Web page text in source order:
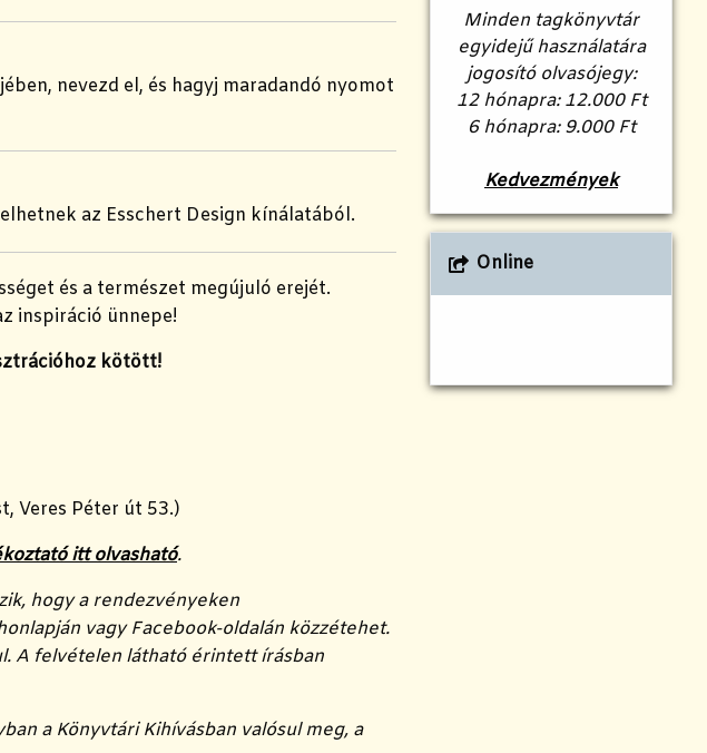
nevezd el, és hagyj maradandó nyomot
az Esschert Design kínálatából.
és a természet megújuló erejét.
inspiráció ünnepe!
kötött!
Veres Péter út 53.)
itt olvasható.
hogy a rendezvényeken
vagy Facebook-oldalán közzétehet.
A felvételen látható érintett írásban
a Könyvtári Kihívásban valósul meg, a
Minden tagkönyvtár
egyidejű használatára
jogosító olvasójegy:
12 hónapra: 12.000 Ft
6 hónapra: 9.000 Ft
Kedvezmények
Online